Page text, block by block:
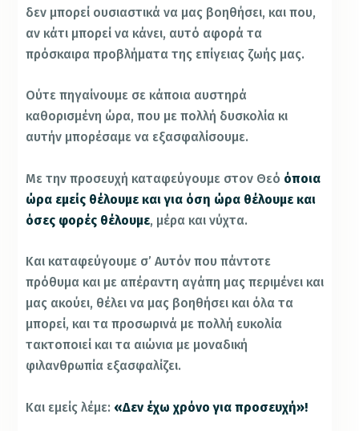
δεν μπορεί ουσιαστικά να μας βοηθήσει, και που,
αν κάτι μπορεί να κάνει, αυτό αφορά τα
πρόσκαιρα προβλήματα της επίγειας ζωής μας.
Ούτε πηγαίνουμε σε κάποια αυστηρά
καθορισμένη ώρα, που με πολλή δυσκολία κι
αυτήν μπορέσαμε να εξασφαλίσουμε.
Με την προσευχή καταφεύγουμε στον Θεό όποια
ώρα εμείς θέλουμε και για όση ώρα θέλουμε και
όσες φορές θέλουμε, μέρα και νύχτα.
Και καταφεύγουμε σ’ Αυτόν που πάντοτε
πρόθυμα και με απέραντη αγάπη μας περιμένει και
μας ακούει, θέλει να μας βοηθήσει και όλα τα
μπορεί, και τα προσωρινά με πολλή ευκολία
τακτοποιεί και τα αιώνια με μοναδική
φιλανθρωπία εξασφαλίζει.
Και εμείς λέμε: «Δεν έχω χρόνο για προσευχή»!